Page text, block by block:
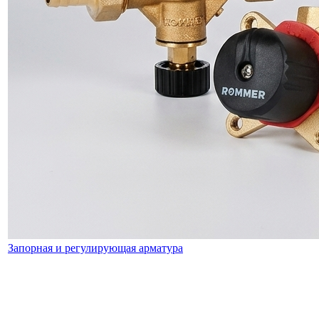
Запорная и регулирующая арматура